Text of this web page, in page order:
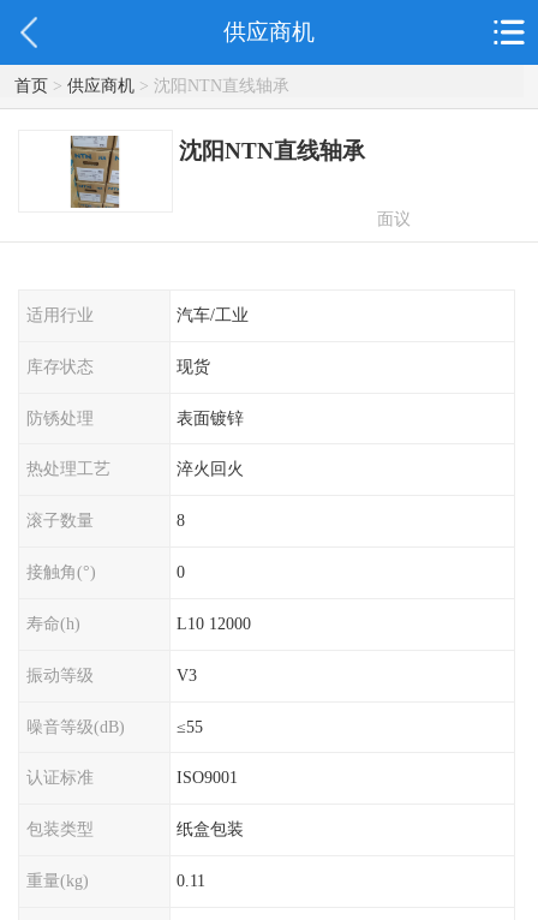
供应商机
首页> 供应商机> 沈阳NTN直线轴承
沈阳NTN直线轴承
面议
适用行业 汽车/工业
库存状态 现货
防锈处理 表面镀锌
热处理工艺 淬火回火
滚子数量 8
接触角(°) 0
寿命(h) L10 12000
振动等级 V3
噪音等级(dB) ≤55
认证标准 ISO9001
包装类型 纸盒包装
重量(kg) 0.11